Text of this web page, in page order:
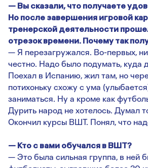
— Вы сказали, что получаете
Но после завершения игровой
тренерской деятельности
отрезок времени. Почему так
— Я перезагружался. Во-первых,
честно. Надо было подумать, куда
Поехал в Испанию, жил там, но
потихоньку схожу с ума
заниматься. Ну а кроме как
Дурить народ не хотелось. Думал
Окончил курсы ВШТ. Понял, что
— Кто с вами обучался в ВШТ?
— Это была сильная группа, в ней